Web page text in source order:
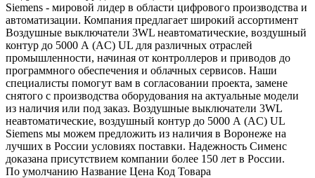
Siemens - мировой лидер в области цифрового производства и
автоматизации. Компания предлагает широкий ассортимент
Воздушные выключатели 3WL неавтоматические, воздушный
контур до 5000 А (AC) UL для различных отраслей
промышленности, начиная от контроллеров и приводов до
программного обеспечения и облачных сервисов. Наши
специалисты помогут вам в согласовании проекта, замене
снятого с производства оборудования на актуальные модели
из наличия или под заказ. Воздушные выключатели 3WL
неавтоматические, воздушный контур до 5000 А (AC) UL
Siemens мы можем предложить из наличия в Воронеже на
лучших в России условиях поставки. Надежность Сименс
доказана присутствием компании более 150 лет в России.
По умолчанию Название Цена Код Товара